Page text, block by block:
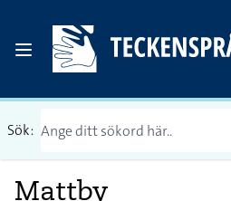
Sök:
Mattby